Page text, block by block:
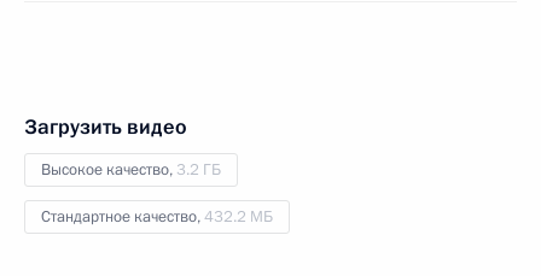
Загрузить видео
Высокое качество, 3.2 ГБ
Стандартное качество,432.2 МБ